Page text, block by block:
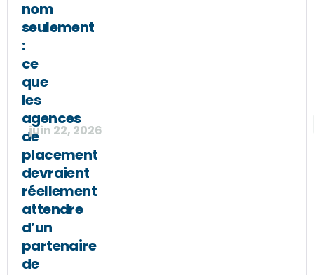
nom
seulement
:
ce
que
les
agences
de
placement
devraient
réellement
attendre
d’un
partenaire
de
juin 22, 2026